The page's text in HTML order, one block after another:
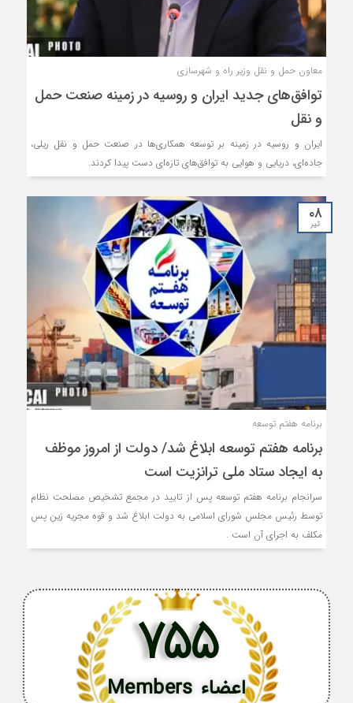
معاون حمل و نقل وزیر راه و شهرسازی
توافق‌های جدید ایران و روسیه در زمینه صنعت حمل
و نقل
ایران و روسیه در زمینه بر توسعه همکاری‌ها در صنعت حمل و نقل ریلی،
جاده‌ای، دریایی و هوایی به توافق‌های تازه‌ای دست پیدا کردند.
۰۸
تیر
برنامه هفتم توسعه
برنامه هفتم توسعه ابلاغ شد/ دولت از امروز موظف
به ایجاد ستاد ملی ترانزیت است
سرانجام برنامه هفتم توسعه پس از تایید در مجمع تشخیص مصلحت نظام
توسط رئیس مجلس شورای اسلامی به دولت ابلاغ شد و قوه مجریه زین پس
مکلف به اجرای آن است .
اعضاء Members
755